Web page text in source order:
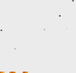
1657817669,